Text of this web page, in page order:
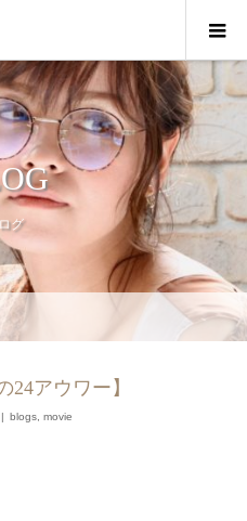
グ
24アウワー】
blogs, movie